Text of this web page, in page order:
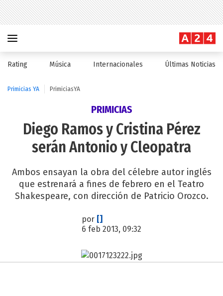
Rating Música Internacionales Últimas Noticias
Primicias YA PrimiciasYA
PRIMICIAS
Diego Ramos y Cristina Pérez
serán Antonio y Cleopatra
Ambos ensayan la obra del célebre autor inglés
que estrenará a fines de febrero en el Teatro
Shakespeare, con dirección de Patricio Orozco.
por []
6 feb 2013, 09:32